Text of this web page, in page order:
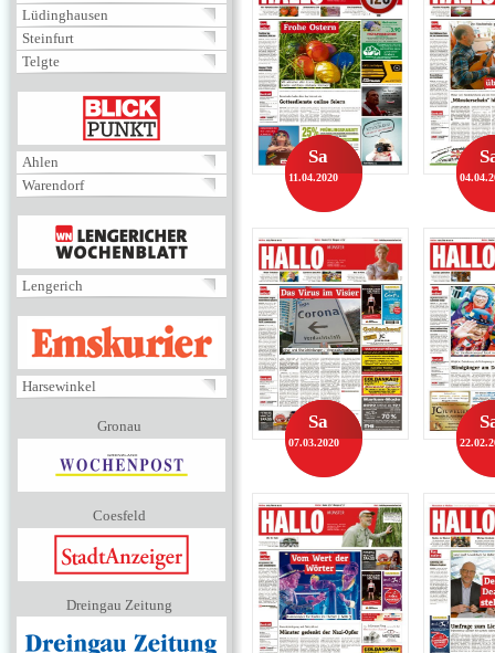
Lüdinghausen
Steinfurt
Telgte
BLICKPUNKT
Ahlen
Warendorf
MENÜ
Lengerich
EMSKURIER
Harsewinkel
Gronau
Coesfeld
Dreingau Zeitung
Sa
11.04.2020
Sa
07.03.2020